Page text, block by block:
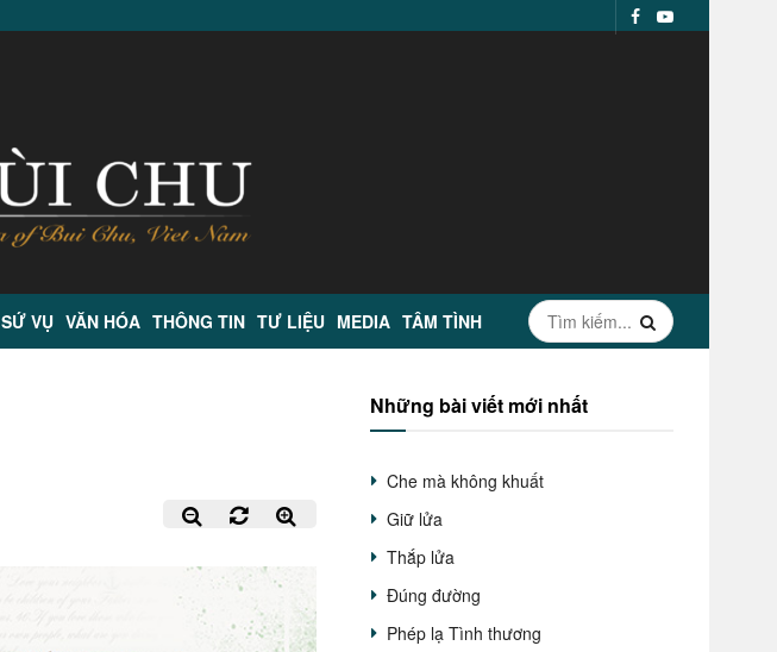
SỨ VỤ VĂN HÓA THÔNG TIN TƯ LIỆU MEDIA TÂM TÌNH
Những bài viết mới nhất
Che mà không khuất
Giữ lửa
Thắp lửa
Đúng đường
Phép lạ Tình thương